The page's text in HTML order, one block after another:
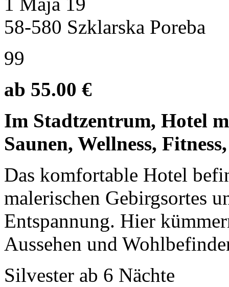
58-580 Szklarska Poreba
99
ab 55.00 €
Im Stadtzentrum, Hotel
Saunen, Wellness,
Das komfortable Hotel
malerischen Gebirgsortes
Entspannung. Hier
Aussehen und
Silvester ab 6 Nächte